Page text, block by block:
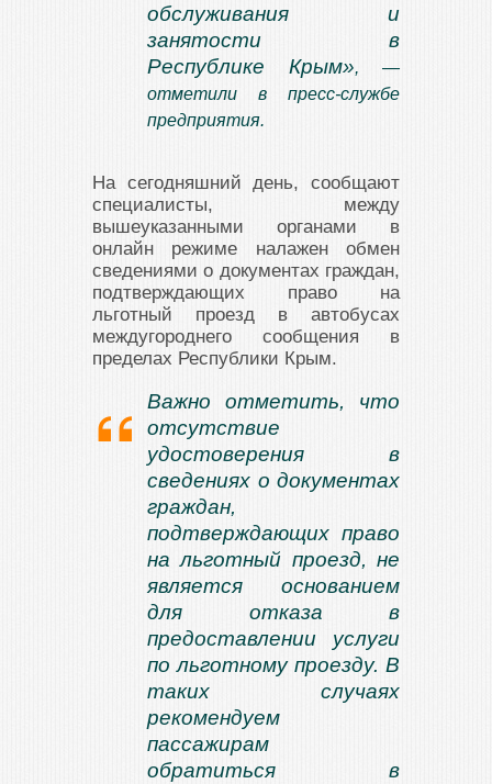
обслуживания и
занятости в
Республике Крым», —
отметили в пресс-службе
предприятия.
На сегодняшний день, сообщают
специалисты, между
вышеуказанными органами в
онлайн режиме налажен обмен
сведениями о документах граждан,
подтверждающих право на
льготный проезд в автобусах
междугороднего сообщения в
пределах Республики Крым.
Важно отметить, что
отсутствие
удостоверения в
сведениях о документах
граждан,
подтверждающих право
на льготный проезд, не
является основанием
для отказа в
предоставлении услуги
по льготному проезду. В
таких случаях
рекомендуем
пассажирам
обратиться в